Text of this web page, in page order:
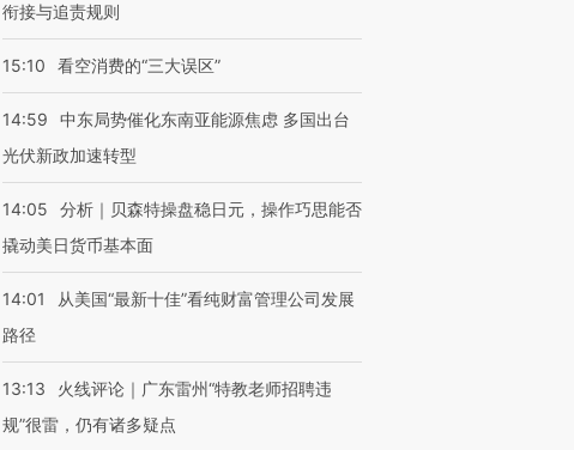
衔接与追责规则
15:10 看空消费的“三大误区”
14:59
中东局势催化东南亚能源焦虑 多国出台
光伏新政加速转型
14:05
分析｜贝森特操盘稳日元，操作巧思能否
撬动美日货币基本面
14:01
从美国“最新十佳”看纯财富管理公司发展
路径
13:13
火线评论｜广东雷州“特教老师招聘违
规”很雷，仍有诸多疑点